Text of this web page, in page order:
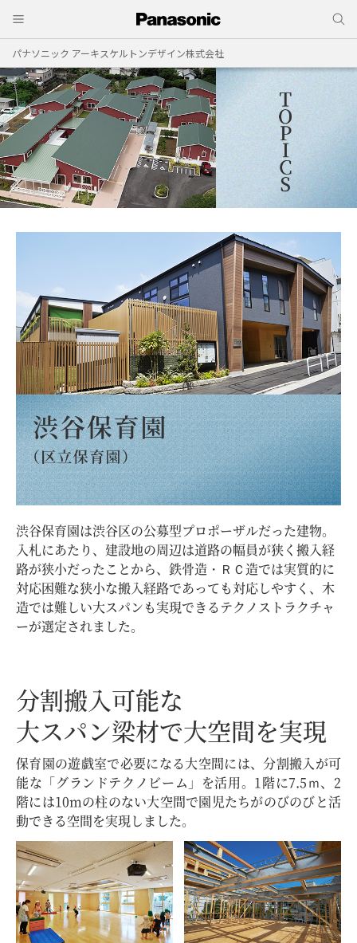
パナソニック アーキスケルトンデザイン株式会社
渋谷保育園は渋谷区の公募型プロポーザルだった建物。
入札にあたり、建設地の周辺は道路の幅員が狭く搬入経
路が狭小だったことから、鉄骨造・ＲＣ造では実質的に
対応困難な狭小な搬入経路であっても対応しやすく、木
造では難しい大スパンも実現できるテクノストラクチャ
ーが選定されました。
分割搬入可能な
大スパン梁材で大空間を実現
保育園の遊戯室で必要になる大空間には、分割搬入が可
能な「グランドテクノビーム」を活用。1階に7.5ｍ、2
階には10mの柱のない大空間で園児たちがのびのびと活
動できる空間を実現しました。